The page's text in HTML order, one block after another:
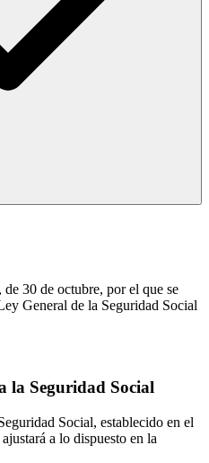
30 de octubre, por el que se
General de la Seguridad Social
la Seguridad Social
Social, establecido en el
a lo dispuesto en la